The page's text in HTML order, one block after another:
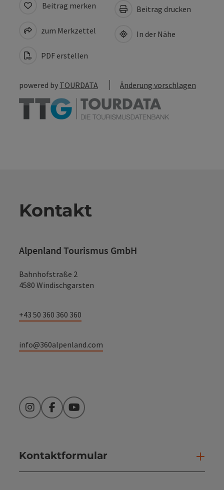
Beitrag merken
zum Merkzettel
PDF erstellen
Beitrag drucken
In der Nähe
powered by TOURDATA Änderung vorschlagen
Kontakt
Alpenland Tourismus GmbH
Bahnhofstraße 2
4580 Windischgarsten
+43 50 360 360 360
info@360alpenland.com
InstagramFacebookYouTube
Kontaktformular